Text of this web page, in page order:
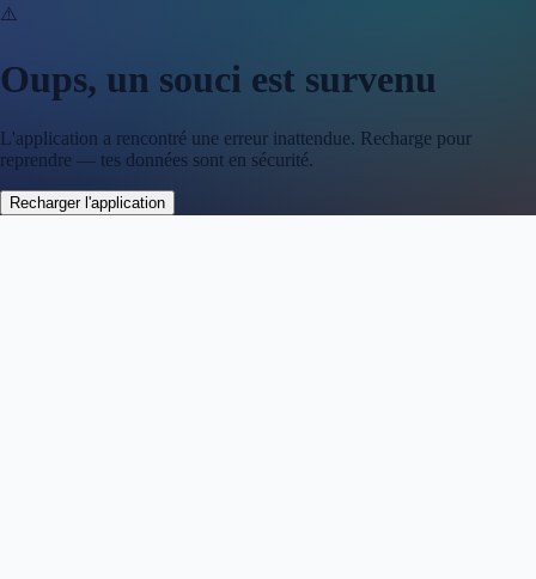
⚠️
Oups, un souci est survenu
L'application a rencontré une erreur inattendue. Recharge pour
reprendre — tes données sont en sécurité.
Recharger l'application